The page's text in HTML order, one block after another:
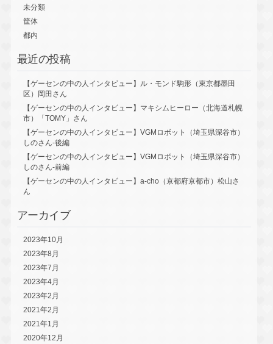
未分類
筐体
都内
最近の投稿
【ゲーセンの中の人インタビュー】ル・モンド駒形（東京都墨田
区）岡田さん
【ゲーセンの中の人インタビュー】マキシムヒーロー（北海道札幌
市）「TOMY」さん
【ゲーセンの中の人インタビュー】VGMロボット（埼玉県深谷市）
しのさん-後編
【ゲーセンの中の人インタビュー】VGMロボット（埼玉県深谷市）
しのさん-前編
【ゲーセンの中の人インタビュー】a-cho（京都府京都市）松山さ
ん
アーカイブ
2023年10月
2023年8月
2023年7月
2023年4月
2023年2月
2021年2月
2021年1月
2020年12月